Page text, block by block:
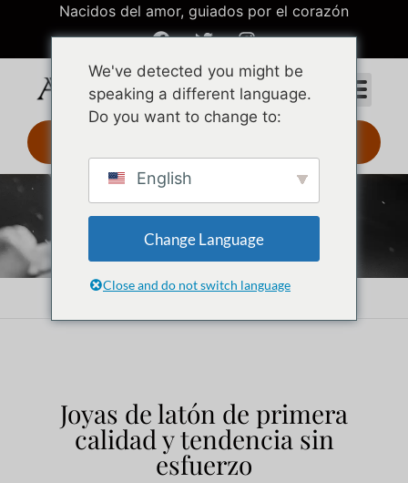
Nacidos del amor, guiados por el corazón
Joyas de latón
Inicio Joyas de latón
Joyas de latón de primera
calidad y tendencia sin
esfuerzo
We've detected you might be
speaking a different language.
Do you want to change to:
English
Change Language
Close and do not switch language